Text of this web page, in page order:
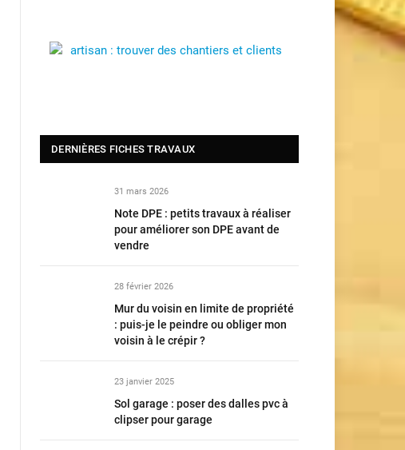
DERNIÈRES FICHES TRAVAUX
31 mars 2026
Note DPE : petits travaux à réaliser
pour améliorer son DPE avant de
vendre
28 février 2026
Mur du voisin en limite de propriété
: puis-je le peindre ou obliger mon
voisin à le crépir ?
23 janvier 2025
Sol garage : poser des dalles pvc à
clipser pour garage